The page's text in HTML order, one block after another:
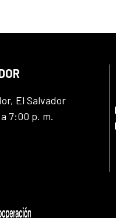
El Salvador
7:00 p. m.